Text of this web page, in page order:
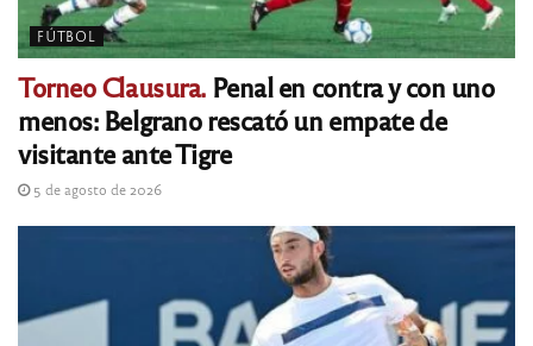
FÚTBOL
Torneo Clausura.Penal en contra y con uno
menos: Belgrano rescató un empate de
visitante ante Tigre
5 de agosto de 2026